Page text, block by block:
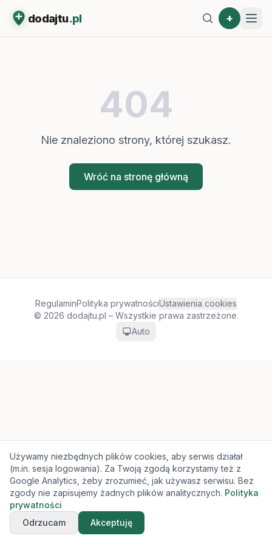
dodajtu.pl +
404
Nie znaleziono strony, której szukasz.
Wróć na stronę główną
RegulaminPolityka prywatnościUstawienia cookies
© 2026 dodajtu.pl – Wszystkie prawa zastrzeżone.
Auto
Używamy niezbędnych plików cookies, aby serwis działał
(m.in. sesja logowania). Za Twoją zgodą korzystamy też z
Google Analytics, żeby zrozumieć, jak używasz serwisu. Bez
zgody nie zapisujemy żadnych plików analitycznych. Polityka
prywatności
Odrzucam
Akceptuję